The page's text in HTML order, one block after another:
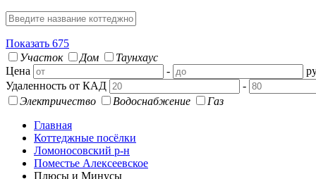
Показать 675
Участок
Дом
Таунхаус
Цена
-
Удаленность от КАД
-
Электричество
Водоснабжение
Газ
Главная
Коттеджные посёлки
Ломоносовский р-н
Поместье Алексеевское
Плюсы и Минусы